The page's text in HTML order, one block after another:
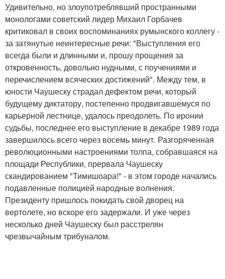
Удивительно, но злоупотреблявший пространными
монологами советский лидер Михаил Горбачев
критиковал в своих воспоминаниях румынского коллегу -
за затянутые неинтересные речи: "Выступления его
всегда были и длинными и, прошу прощения за
откровенность, довольно нудными, с поучениями и
перечислением всяческих достижений". Между тем, в
юности Чаушеску страдал дефектом речи, который
будущему диктатору, постепенно продвигавшемуся по
карьерной лестнице, удалось преодолеть. По иронии
судьбы, последнее его выступление в декабре 1989 года
завершилось всего через восемь минут. Разгоряченная
революционными настроениями толпа, собравшаяся на
площади Республики, прервала Чаушеску
скандированием "Тимишоара!" - в этом городе начались
подавленные полицией народные волнения.
Президенту пришлось покидать свой дворец на
вертолете, но вскоре его задержали. И уже через
несколько дней Чаушеску был расстрелян
чрезвычайным трибуналом.